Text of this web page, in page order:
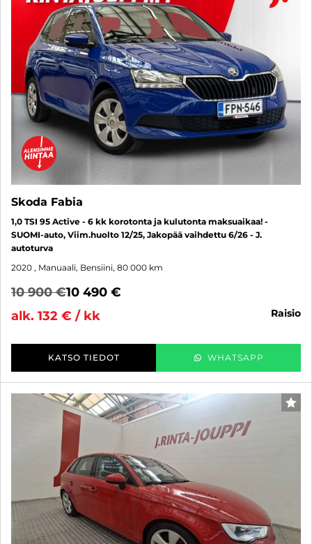
Skoda Fabia
1,0 TSI 95 Active - 6 kk korotonta ja kulutonta maksuaikaa! -
SUOMI-auto, Viim.huolto 12/25, Jakopää vaihdettu 6/26 - J.
autoturva
2020 , Manuaali, Bensiini, 80 000 km
10 900 €10 490 €
alk. 132 € / kk
raisio
KATSO TIEDOT WHATSAPP